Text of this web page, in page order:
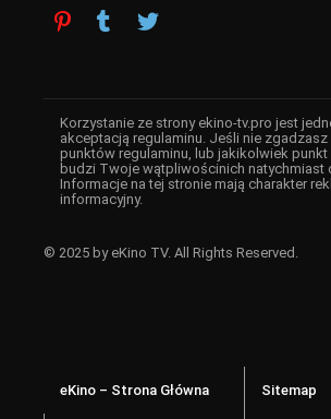
Korzystanie ze strony ekino-tv.pro jest
akceptacją regulaminu. Jeśli nie
punktów regulaminu, lub jakikolwiek punkt
budzi Twoje wątpliwościnich natychmiast
Informacje na tej stronie mają charakter
informacyjny.
© 2025 by eKino TV. All Rights Reserved.
eKino – Strona Główna Sitemap